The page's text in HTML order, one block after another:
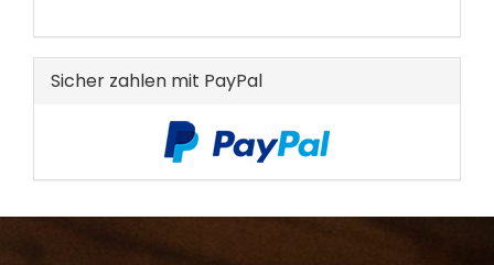
EIN.
Sicher zahlen mit PayPal